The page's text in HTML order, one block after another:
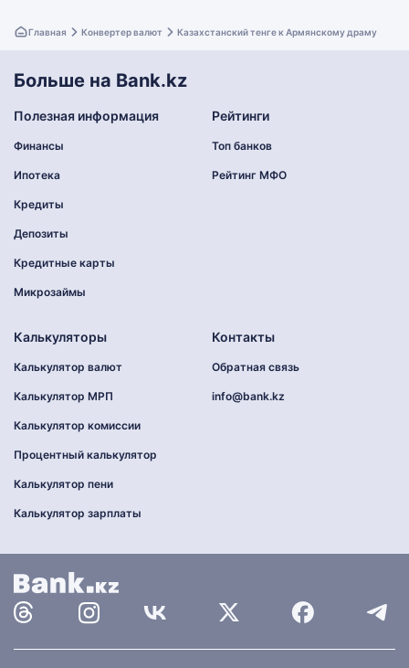
Главная Конвертер валют Казахстанский тенге к Армянскому драму
Больше на Bank.kz
Полезная информация
Финансы
Ипотека
Кредиты
Депозиты
Кредитные карты
Микрозаймы
Рейтинги
Топ банков
Рейтинг МФО
Калькуляторы
Калькулятор валют
Калькулятор МРП
Калькулятор комиссии
Процентный калькулятор
Калькулятор пени
Калькулятор зарплаты
Контакты
Обратная связь
info@bank.kz